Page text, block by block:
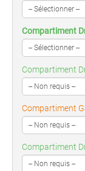
Compartiment
Compartiment
Compartiment
Compartiment